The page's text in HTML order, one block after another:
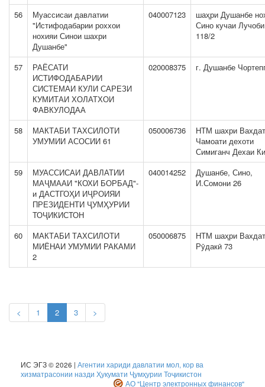
56
Муассисаи давлатии
"Истифодабарии роххои
нохияи Синои шахри
Душанбе"
040007123
шаҳри Душанбе
Сино кучаи
118/2
57
РАЁСАТИ
ИСТИФОДАБАРИИ
СИСТЕМАИ КУЛИ САРЕЗИ
КУМИТАИ ХОЛАТХОИ
ФАВКУЛОДАА
020008375 г. Душанбе
58
МАКТАБИ ТАХСИЛОТИ
УМУМИИ АСОСИИ 61
050006736
НТМ шахри Вахдат
Чамоати дехоти
Симиганч Дехаи
59
МУАССИСАИ ДАВЛАТИИ
МАҶМААИ "КОХИ БОРБАД"-
и ДАСТГОҲИ ИҶРОИЯИ
ПРЕЗИДЕНТИ ҶУМҲУРИИ
ТОҶИКИСТОН
040014252
Душанбе, Сино,
И.Сомони 26
60
МАКТАБИ ТАХСИЛОТИ
МИЁНАИ УМУМИИ РАКАМИ
2
050006875
НТМ шаҳри
Рӯдакӣ 73
< 1 2 3 >
ИС ЭГЗ © 2026 | Агентии хариди давлатии мол, кор ва
хизматрасонии назди Ҳукумати Ҷумҳурии Тоҷикистон
АО "Центр электронных финансов"